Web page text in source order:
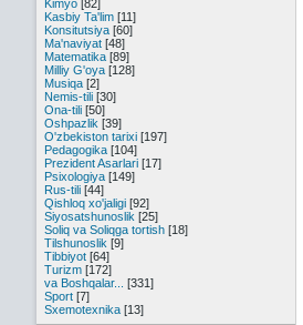
Kimyo [82]
Kasbiy Ta'lim [11]
Konsitutsiya [60]
Ma'naviyat [48]
Matematika [89]
Milliy G'oya [128]
Musiqa [2]
Nemis-tili [30]
Ona-tili [50]
Oshpazlik [39]
O'zbekiston tarixi [197]
Pedagogika [104]
Prezident Asarlari [17]
Psixologiya [149]
Rus-tili [44]
Qishloq xo'jaligi [92]
Siyosatshunoslik [25]
Soliq va Soliqga tortish [18]
Tilshunoslik [9]
Tibbiyot [64]
Turizm [172]
va Boshqalar...
[331]
Sport [7]
Sxemotexnika [13]